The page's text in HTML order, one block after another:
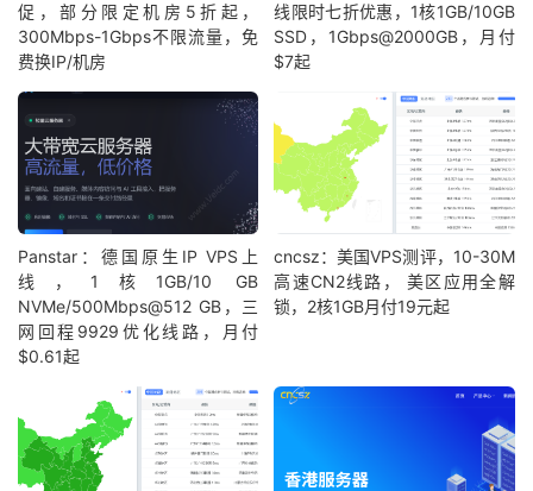
促，部分限定机房5折起，
300Mbps-1Gbps不限流量，免
费换IP/机房
线限时七折优惠，1核1GB/10GB
SSD，1Gbps@2000GB，月付
$7起
Panstar：德国原生IP VPS上
线，1核1GB/10 GB
NVMe/500Mbps@512 GB，三
网回程9929优化线路，月付
$0.61起
cncsz：美国VPS测评，10-30M
高速CN2线路， 美区应用全解
锁，2核1GB月付19元起